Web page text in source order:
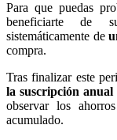
Para que puedas
beneficiarte de
sistemáticamente de
compra.
Tras finalizar este
la suscripción anual
observar los
acumulado.